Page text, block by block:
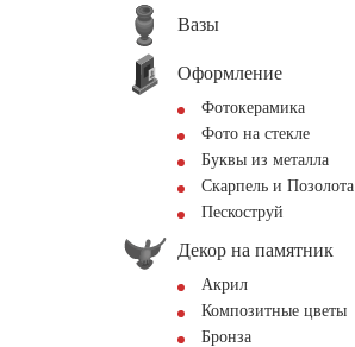
Вазы
Оформление
Фотокерамика
Фото на стекле
Буквы из металла
Скарпель и Позолота
Пескоструй
Декор на памятник
Акрил
Композитные цветы
Бронза